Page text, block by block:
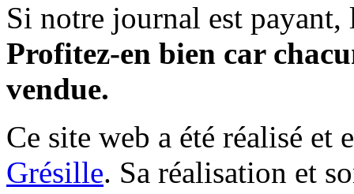
Si notre journal est payant,
Profitez-en bien car
vendue.
Ce site web a été réalisé et
Grésille. Sa réalisation et